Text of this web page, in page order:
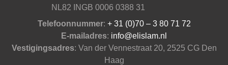
NL82 INGB 0006 0388 31
Telefoonnummer: + 31 (0)70 – 3 80 71 72
E-mailadres: info@elislam.nl
Vestigingsadres: Van der Vennestraat 20, 2525 CG Den
Haag